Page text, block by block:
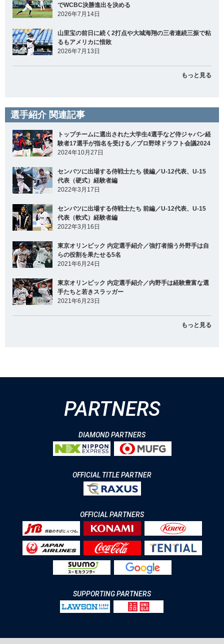
でWCBC決勝進出を決める
2026年7月14日
山里宝の前日に続く2打点や大城海翔の三者連続三振で粘
るもアメリカに惜敗
2026年7月13日
もっと見る
選手紹介 関連記事
トップチームに選出された大学生4選手など侍ジャパン経
験者17選手が指名を受ける／プロ野球ドラフト会議2024
2024年10月27日
センバツに出場する侍戦士たち 後編／U-12代表、U-15
代表（硬式）経験者編
2022年3月17日
センバツに出場する侍戦士たち 前編／U-12代表、U-15
代表（軟式）経験者編
2022年3月16日
東京オリンピック 内定選手紹介／強打者揃う外野手は自
らの役割を果たせる5名
2021年6月24日
東京オリンピック 内定選手紹介／内野手は経験豊富な選
手たちと若きスラッガー
2021年6月23日
もっと見る
PARTNERS
DIAMOND PARTNERS
OFFICIAL TITLE PARTNER
OFFICIAL PARTNERS
SUPPORTING PARTNERS